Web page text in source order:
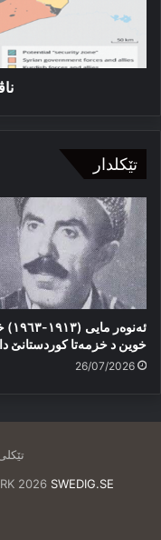
تێکلدار
ئەنوەر
خوین د خزمەتا کوردستانێ دا
26/07/2026
2026 SWEDIG.SE